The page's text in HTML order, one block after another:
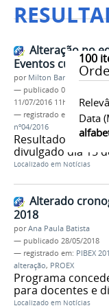
100
Data
Alteração no
Eventos culturais
por Milton Barros
— publicado 09/06/2016
11/07/2016 11h38
— registrado em:
PROEX
nº04/2016
Resultado
divulgado dia 15
Localizado em Notícias
Alterado
2018
porAna Paula Batista
— publicado 28/05/2018
— registrado em: PIBEX
alteração, PROEX
Programa
para docentes e
Localizado em Notícias